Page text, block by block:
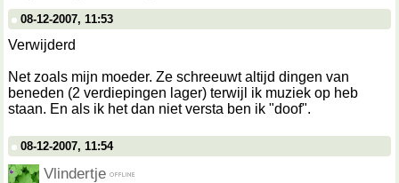
08-12-2007, 11:53
Verwijderd
Net zoals mijn moeder. Ze schreeuwt altijd dingen van
beneden (2 verdiepingen lager) terwijl ik muziek op heb
staan. En als ik het dan niet versta ben ik "doof".
08-12-2007, 11:54
Vlindertje